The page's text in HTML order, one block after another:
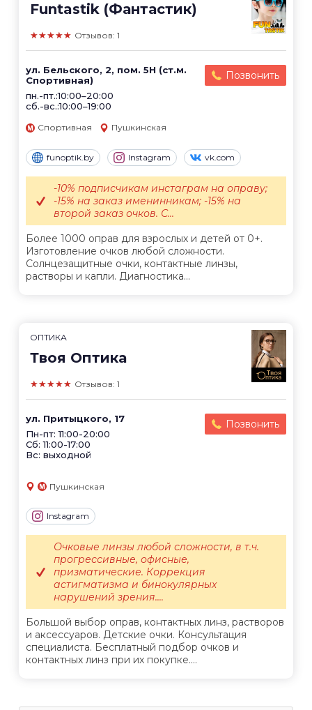
Funtastik (Фантастик)
★★★★★ Отзывов: 1
ул. Бельского, 2, пом. 5Н (ст.м.
Спортивная)
пн.-пт.:10:00–20:00
сб.-вс.:10:00–19:00
Позвонить
Спортивная Пушкинская
funoptik.by Instagram vk.com
Более 1000 оправ для взрослых и детей от 0+.
Изготовление очков любой сложности.
Солнцезащитные очки, контактные линзы,
растворы и капли. Диагностика...
-10% подписчикам инстаграм на оправу;
-15% на заказ именинникам; -15% на
второй заказ очков. С...
ОПТИКА
Твоя Оптика
★★★★★ Отзывов: 1
ул. Притыцкого, 17
Пн-пт: 11:00-20:00
Сб: 11:00-17:00
Вс: выходной
Позвонить
Пушкинская
Instagram
Большой выбор оправ, контактных линз, растворов
и аксессуаров. Детские очки. Консультация
специалиста. Бесплатный подбор очков и
контактных линз при их покупке....
Очковые линзы любой сложности, в т.ч.
прогрессивные, офисные,
призматические. Коррекция
астигматизма и бинокулярных
нарушений зрения....